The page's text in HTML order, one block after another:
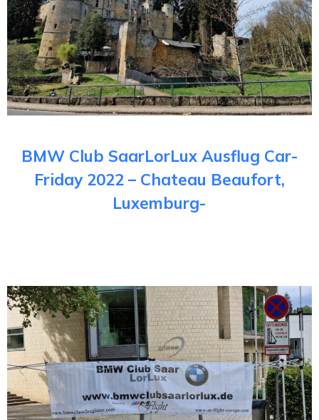
BMW Club SaarLorLux Ausflug Car-
Friday 2022 – Chateau Beaufort,
Luxemburg-